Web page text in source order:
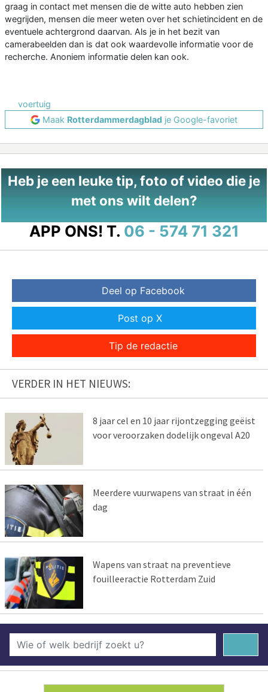
graag in contact met mensen die de witte auto hebben zien
wegrijden, mensen die meer weten over het schietincident en de
eventuele achtergrond daarvan. Als je in het bezit van
camerabeelden dan is dat ook waardevolle informatie voor de
recherche. Anoniem informatie delen kan ook.
voertuig
Maak Rotterdammerdagblad je Google-favoriet
Heb je een leuke tip, foto of video die je
met ons wilt delen?
APP ONS! T. 06 - 574 71 321
Deel op Facebook
Post op X
Tip de redactie
VERDER IN HET NIEUWS:
8 jaar cel en 10 jaar rijontzegging geëist
voor veroorzaken dodelijk ongeval A20
Meerdere vuurwapens van straat in één
dag
Wapens van straat na preventieve
fouilleeractie Rotterdam Zuid